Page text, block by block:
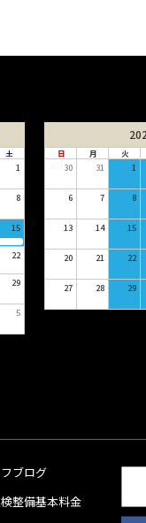
土
1
8
15
22
29
5
日 月 火
30 31 1
6 7 8
13 14 15
20 21 22
27 28 29
ブログ
整備基本料金